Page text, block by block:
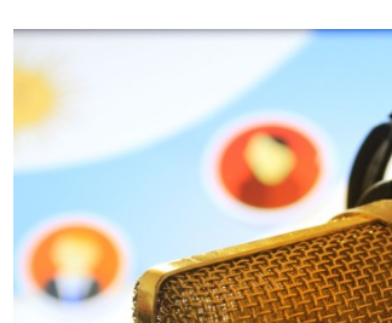
Influencer
Interne
Martech